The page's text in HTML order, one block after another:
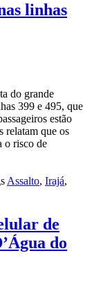
linhas
do grande
399 e 495, que
estão
relatam que os
o risco de
Assalto, Irajá,
de
do